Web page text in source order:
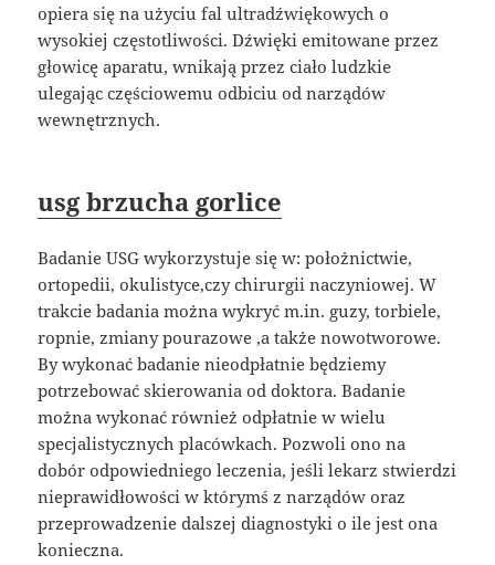
opiera się na użyciu fal ultradźwiękowych o
wysokiej częstotliwości. Dźwięki emitowane przez
głowicę aparatu, wnikają przez ciało ludzkie
ulegając częściowemu odbiciu od narządów
wewnętrznych.
usg brzucha gorlice
Badanie USG wykorzystuje się w: położnictwie,
ortopedii, okulistyce,czy chirurgii naczyniowej. W
trakcie badania można wykryć m.in. guzy, torbiele,
ropnie, zmiany pourazowe ,a także nowotworowe.
By wykonać badanie nieodpłatnie będziemy
potrzebować skierowania od doktora. Badanie
można wykonać również odpłatnie w wielu
specjalistycznych placówkach. Pozwoli ono na
dobór odpowiedniego leczenia, jeśli lekarz stwierdzi
nieprawidłowości w którymś z narządów oraz
przeprowadzenie dalszej diagnostyki o ile jest ona
konieczna.